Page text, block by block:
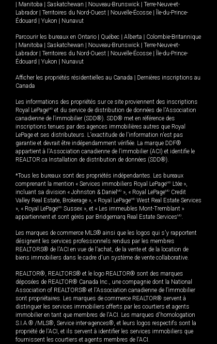
Manitoba Saskatchewan Nouveau-Brunswick
Terre-Neuve-et-
Labrador
Territoires du Nord-Ouest Nouvelle-Écosse
Île-du-Prince-
Édouard
Yukon Nunavut
Parcourir les bureaux en Ontario Québec Alberta
Colombie-Britannique
Manitoba Saskatchewan Nouveau-Brunswick
Terre-Neuve-et-
Labrador
Territoires du Nord-Ouest Nouvelle-Écosse
Île-du-Prince-
Édouard
Yukon Nunavut
Afficher les propriétés résidentielles au Canada
Dernières inscriptions au
Canada
Les informations des propriétés sur ce site proviennent des inscriptions
Royal LePageMD et du service de distribution de données de l'Association
canadienne de l’immobilier (SDD®). SDD® met en référence des
inscriptions tenues par des agences immobilières autres que Royal
LePage et ses distributeurs. L'exactitude de l'information n'est pas
garantie et devrait être indépendamment vérifiée. La marque DDF®
appartient à l'Association canadienne de l’immobilier (ACI) et identifie le
REALTOR.ca Installation de distribution de données (SDD®).
*Tous les bureaux sont des propriétés indépendantes. Les bureaux
comprenant la mention « Services immobiliers Royal LePageMD Ltée »,
incluant sa division « Johnston & Daniel MD », « Royal LePageMD Credit
Valley Real Estate, Brokerage », « Royal LePageMD West Real Estate Services
», « Royal LePageMD Sussex », et « Les immeubles Mont-Tremblant »
appartiennent et sont gérés par Bridgemarq Real Estate ServicesMD.
Les marques de commerce MLS® ainsi que les logos qui s'y rapportent
désignent les services professionnels rendus par les membres
REALTORS® de l'ACI en vue de l'achat, de la vente et de la location de
biens immobiliers dans le cadre d'un système de vente collaborative.
REALTOR®, REALTORS® et le logo REALTOR® sont des marques
déposées de REALTOR® Canada Inc., une compagnie dont la National
Association of REALTORS® et l'Association canadienne de l’immobilier
sont propriétaires. Les marques de commerce REALTOR® servent à
distinguer les services immobiliers offerts par les courtiers et agents
immobilier en tant que membres de l'ACI. Les marques d'homologation
S.I.A.® /MLS®, Service inter-agences®, et leurs logos respectifs sont la
propriété de l'ACI, et ils servent à identifier les services immobiliers que
fournissent les courtiers et agents membres de l'ACI.